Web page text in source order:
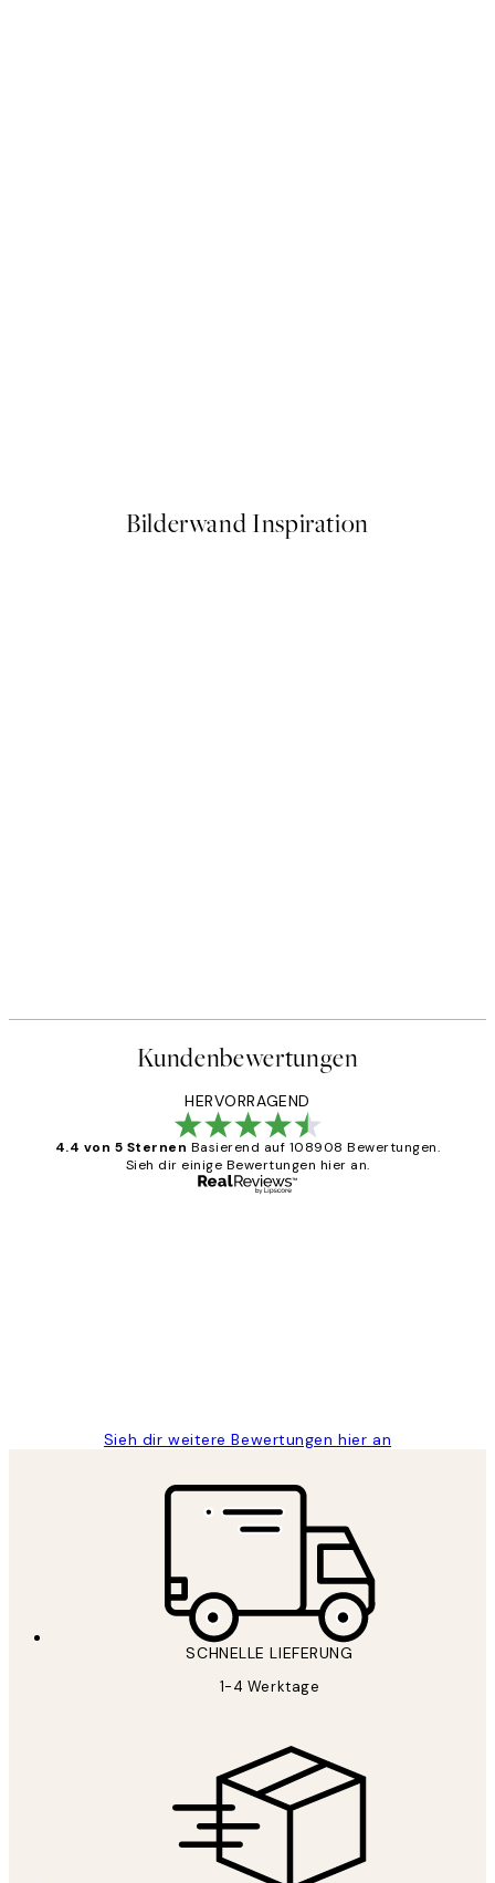
Bilderwand Inspiration
Kundenbewertungen
HERVORRAGEND
4.4 von 5 Sternen Basierend auf 108908 Bewertungen.
Sieh dir einige Bewertungen hier an.
Sieh dir weitere Bewertungen hier an
SCHNELLE LIEFERUNG
1-4 Werktage